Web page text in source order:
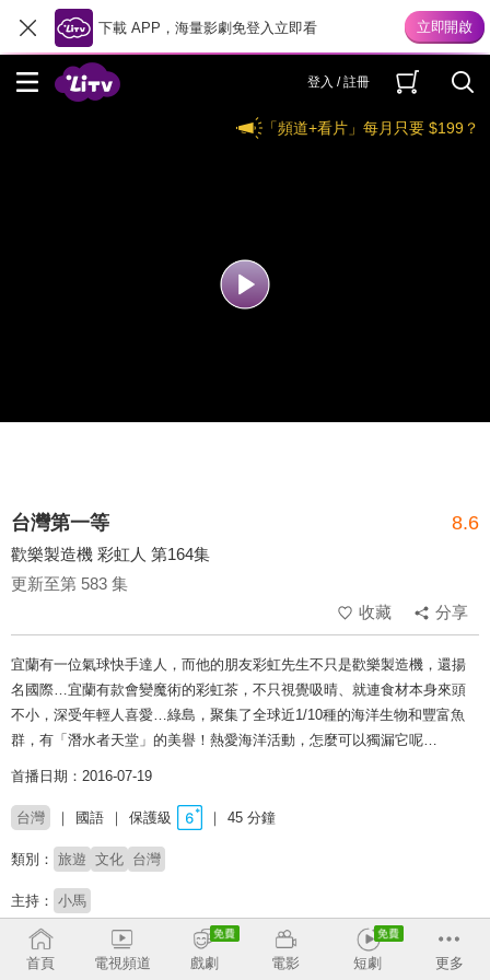
下載 APP，海量影劇免登入立即看
登入 / 註冊
「頻道+看片」每月只要 $199？
台灣第一等 8.6
歡樂製造機 彩虹人 第164集
更新至第 583 集
收藏
分享
宜蘭有一位氣球快手達人，而他的朋友彩虹先生不只是歡樂製造機，還揚
名國際…宜蘭有款會變魔術的彩虹茶，不只視覺吸晴、就連食材本身來頭
不小，深受年輕人喜愛…綠島，聚集了全球近1/10種的海洋生物和豐富魚
群，有「潛水者天堂」的美譽！熱愛海洋活動，怎麼可以獨漏它呢…
首播日期：2016-07-19
台灣 國語 保護級 45 分鐘
類別： 旅遊 文化 台灣
主持： 小馬
# 美食探索 # 玩台灣 # 旅遊實境# 金鐘獎 # 完整版 # 上山下海# 吃喝玩樂
首頁
電視頻道 戲劇 電影 短劇 更多